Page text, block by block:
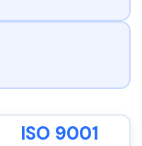
ISO 9001